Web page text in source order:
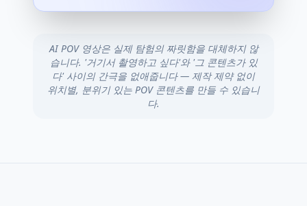
AI POV 영상은 실제 탐험의 짜릿함을 대체하지 않
습니다. '거기서 촬영하고 싶다'와 '그 콘텐츠가 있
다' 사이의 간극을 없애줍니다 — 제작 제약 없이
위치별, 분위기 있는 POV 콘텐츠를 만들 수 있습니
다.